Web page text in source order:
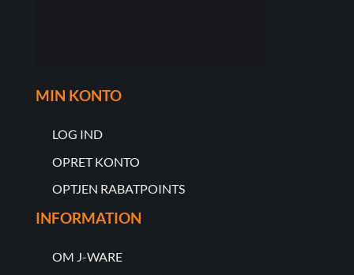
MIN KONTO
LOG IND
OPRET KONTO
OPTJEN RABATPOINTS
INFORMATION
OM J-WARE